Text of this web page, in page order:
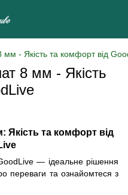
мм - Якість та комфорт від
8 мм - Якість
Якість та комфорт від
— ідеальне рішення
переваги та ознайомтеся з